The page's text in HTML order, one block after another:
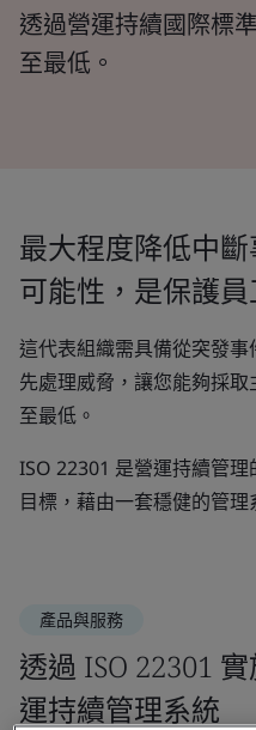
透過營運持續國際標
至最低。
最大程度降低中
可能性，是保護
這代表組織需具備從突發
先處理威脅，讓您能夠採
至最低。
ISO 22301 是營運持續管
目標，藉由一套穩健的管
產品與服務
透過 ISO 22301
運持續管理系統